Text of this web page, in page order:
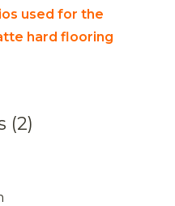
used for the
hard flooring
(2)